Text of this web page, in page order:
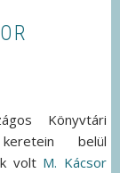
Könyvtári
belül
volt M. Kácsor